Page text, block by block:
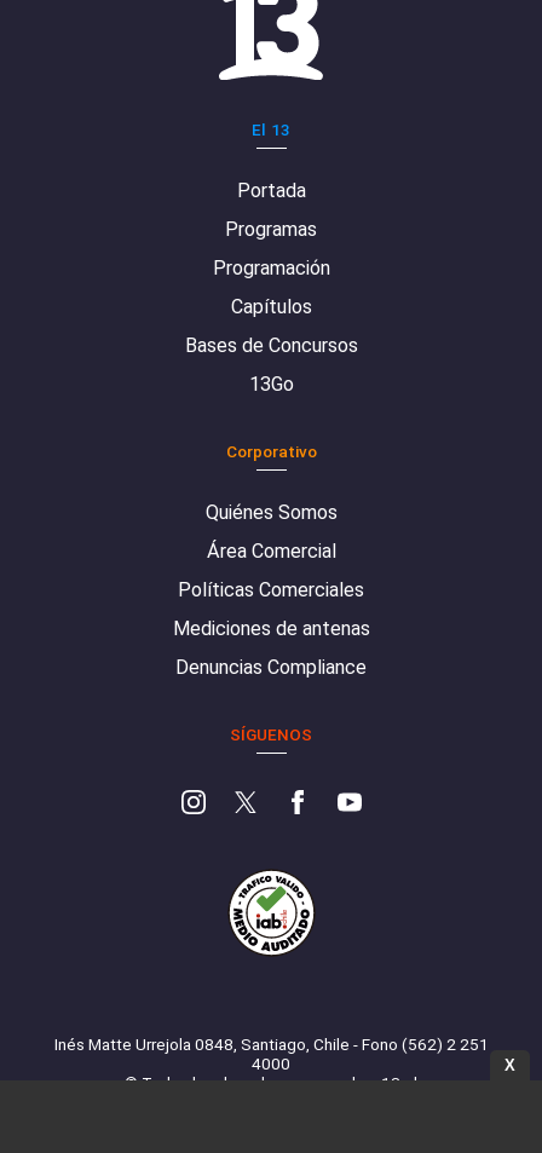
El 13
Portada
Programas
Programación
Capítulos
Bases de Concursos
13Go
Corporativo
Quiénes Somos
Área Comercial
Políticas Comerciales
Mediciones de antenas
Denuncias Compliance
SÍGUENOS
Inés Matte Urrejola 0848, Santiago, Chile - Fono (562) 2 251
4000
© Todos los derechos reservados. 13.cl
X